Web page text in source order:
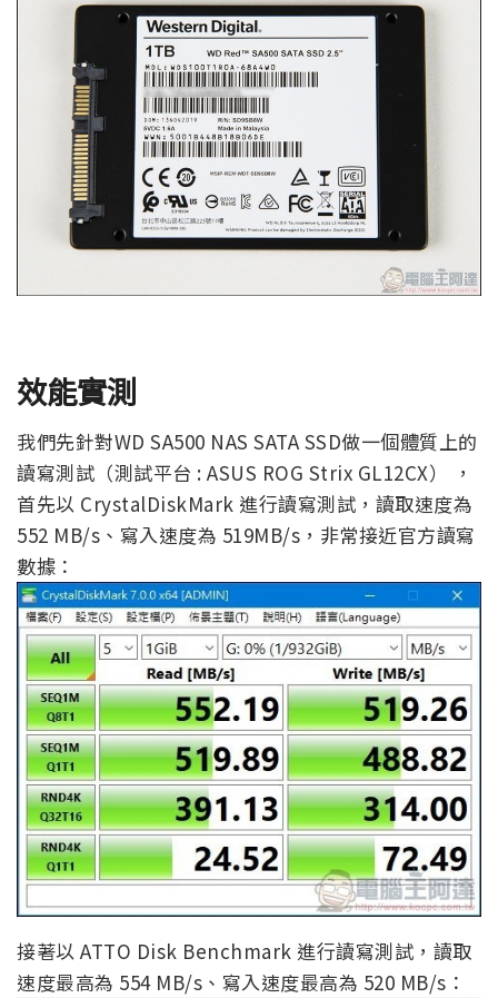
效能實測
我們先針對WD SA500 NAS SATA SSD做一個體質上的
讀寫測試（測試平台 : ASUS ROG Strix GL12CX） ，
首先以 CrystalDiskMark 進行讀寫測試，讀取速度為
552 MB/s、寫入速度為 519MB/s，非常接近官方讀寫
數據：
接著以 ATTO Disk Benchmark 進行讀寫測試，讀取
速度最高為 554 MB/s、寫入速度最高為 520 MB/s：